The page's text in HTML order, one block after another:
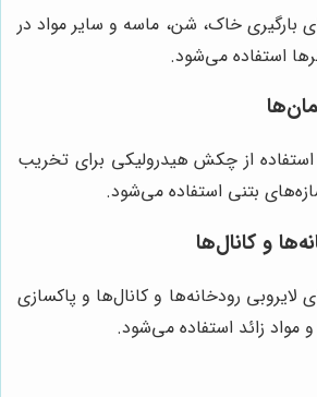
بارگیری خاک، شن، ماسه و سایر مواد در
استفاده می‌شود.
استفاده از چکش هیدرولیکی برای تخریب
بتنی استفاده می‌شود.
و کانال‌ها
لایروبی رودخانه‌ها و کانال‌ها و پاکسازی
مواد زائد استفاده می‌شود.